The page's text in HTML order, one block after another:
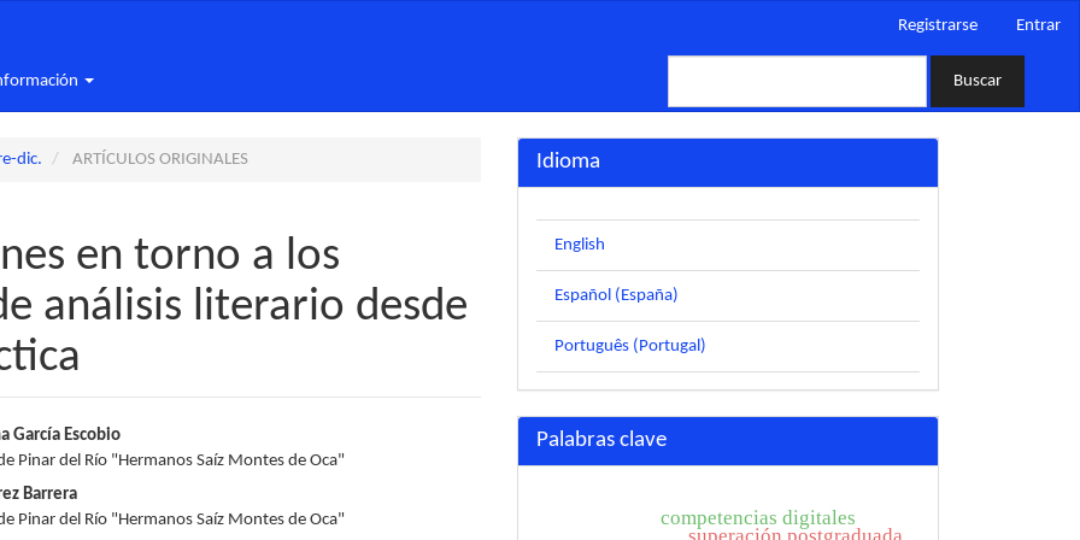
Registrarse Entrar
Buscar
dic. ARTÍCULOS ORIGINALES
en torno a los
análisis literario desde
García Escobio
Pinar del Río "Hermanos Saíz Montes de Oca"
Barrera
Pinar del Río "Hermanos Saíz Montes de Oca"
Idioma
English
Español (España)
Português (Portugal)
Palabras clave
competencias digitales